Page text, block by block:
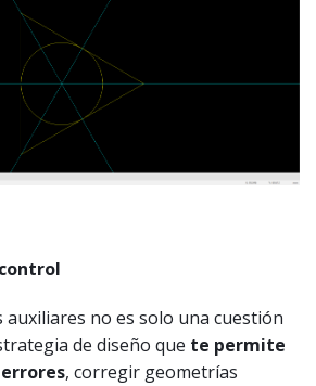
no es solo una cuestión
de diseño que te permite
, corregir geometrías